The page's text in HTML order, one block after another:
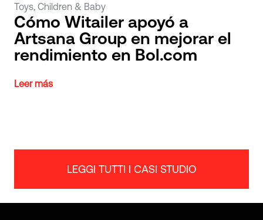
Toys, Children & Baby
Cómo Witailer apoyó a
Artsana Group en mejorar el
rendimiento en Bol.com
Leer más
LEGGI TUTTI I CASI STUDIO